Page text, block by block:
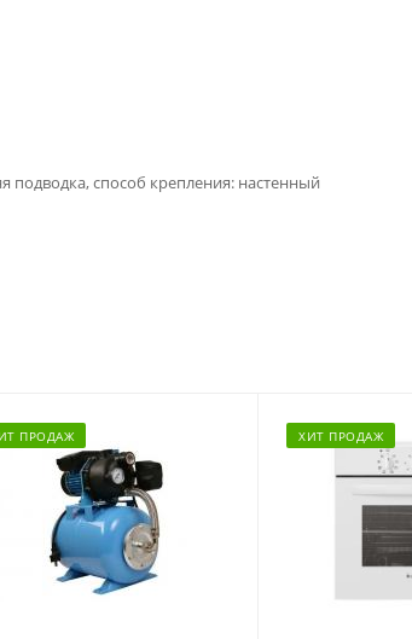
подводка, способ крепления: настенный
ПРОДАЖ ХИТ ПРОДАЖ